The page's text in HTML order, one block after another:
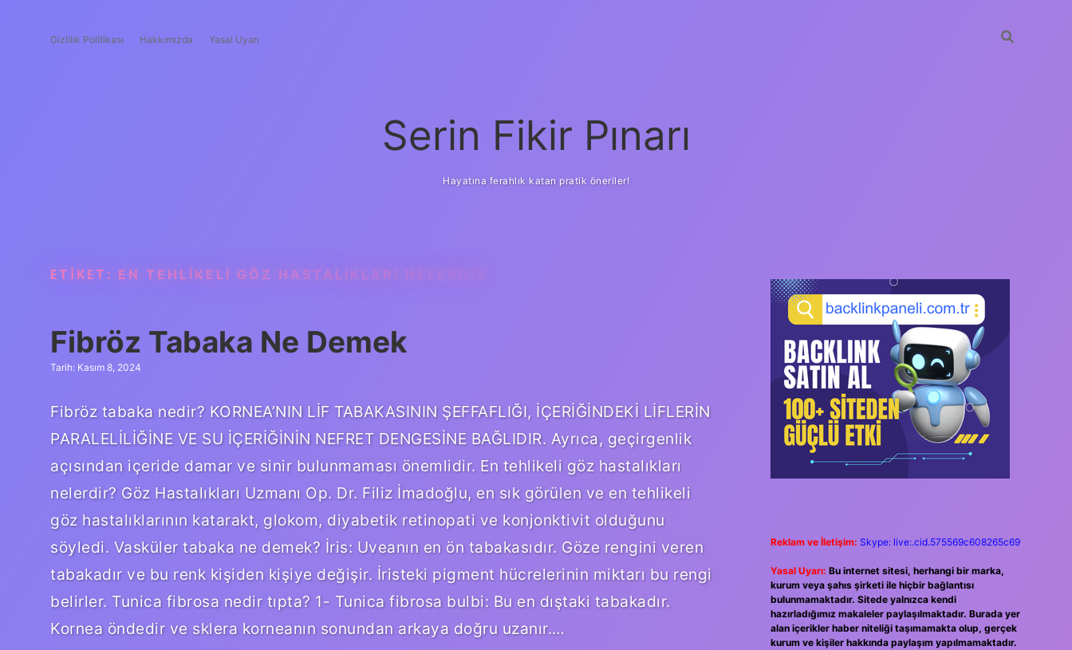
Gizlilik Politikası Hakkımızda Yasal Uyarı
Serin Fikir Pınarı
Hayatına ferahlık katan pratik öneriler!
ETIKET: EN TEHLIKELI GÖZ HASTALIKLARI NELERDIR
Fibröz Tabaka Ne Demek
Tarih: Kasım 8, 2024
Fibröz tabaka nedir? KORNEA’NIN LİF TABAKASININ ŞEFFAFLIĞI, İÇERİĞİNDEKİ LİFLERİN
PARALELİLİĞİNE VE SU İÇERİĞİNİN NEFRET DENGESİNE BAĞLIDIR. Ayrıca, geçirgenlik
açısından içeride damar ve sinir bulunmaması önemlidir. En tehlikeli göz hastalıkları
nelerdir? Göz Hastalıkları Uzmanı Op. Dr. Filiz İmadoğlu, en sık görülen ve en tehlikeli
göz hastalıklarının katarakt, glokom, diyabetik retinopati ve konjonktivit olduğunu
söyledi. Vasküler tabaka ne demek? İris: Uveanın en ön tabakasıdır. Göze rengini veren
tabakadır ve bu renk kişiden kişiye değişir. İristeki pigment hücrelerinin miktarı bu rengi
belirler. Tunica fibrosa nedir tıpta? 1- Tunica fibrosa bulbi: Bu en dıştaki tabakadır.
Kornea öndedir ve sklera korneanın sonundan arkaya doğru uzanır.…
SIDEBAR
Reklam ve İletişim: Skype: live:.cid.575569c608265c69
Yasal Uyarı: Bu internet sitesi, herhangi bir marka,
kurum veya şahıs şirketi ile hiçbir bağlantısı
bulunmamaktadır. Sitede yalnızca kendi
hazırladığımız makaleler paylaşılmaktadır. Burada yer
alan içerikler haber niteliği taşımamakta olup, gerçek
kurum ve kişiler hakkında paylaşım yapılmamaktadır.